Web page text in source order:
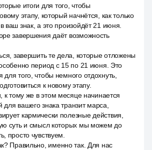
итоги для того, чтобы
этапу, который начнётся, как только
ваш знак, а это произойдёт 21 июня.
завершения даёт возможность
завершить те дела, которые отложены
период с 15 по 21 июня. Это
того, чтобы немного отдохнуть,
к новому этапу.
к тому же в этом месяце начинается
вашего знака транзит марса,
кармически полезные действия,
суть и смысл которых мы можем до
просто чувствуем.
Правильно, именно так. Для нас